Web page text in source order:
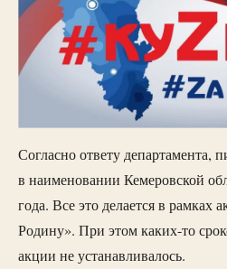
Согласно ответу департамента,
в наименовании Кемеровской
года. Все это делается в
Родину». При этом каких-то
акции не устанавливалось.